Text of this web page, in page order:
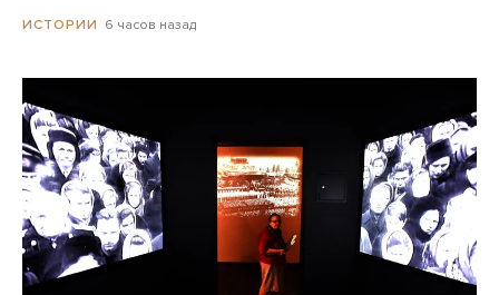
ИСТОРИИ 6 часов назад